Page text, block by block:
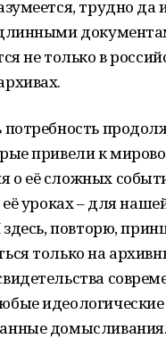
трудно да
не только в
потребность
привели к
её сложных
её уроках – для
здесь, повторю,
только на
домысливания.